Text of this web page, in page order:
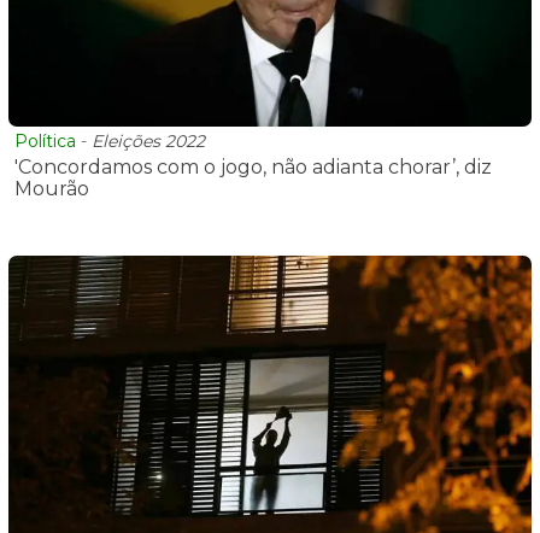
Política - Eleições 2022
'Concordamos com o jogo, não adianta chorar’, diz
Mourão